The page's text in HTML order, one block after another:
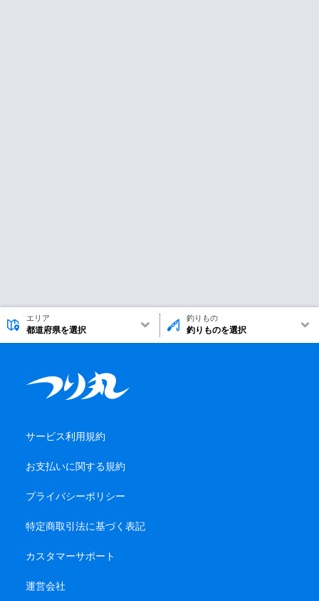
エリア
都道府県を選択
釣りもの
釣りものを選択
サービス利用規約
お支払いに関する規約
プライバシーポリシー
特定商取引法に基づく表記
カスタマーサポート
運営会社